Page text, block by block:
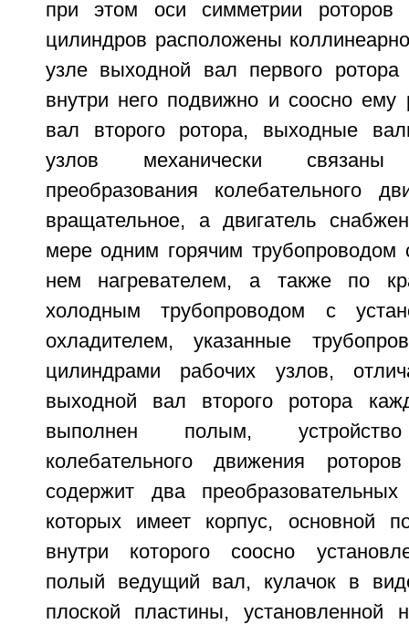
при этом оси симметрии роторов
цилиндров расположены
узле выходной вал первого
внутри него подвижно и соосно
вал второго ротора, выходные
узлов механически
преобразования колебательного
вращательное, а двигатель
мере одним горячим трубопроводом
нем нагревателем, а также по
холодным трубопроводом с
охладителем, указанные
цилиндрами рабочих узлов,
выходной вал второго ротора
выполнен полым, устройство
колебательного движения
содержит два
которых имеет корпус, основной
внутри которого соосно
полый ведущий вал, кулачок в
плоской пластины, установленной